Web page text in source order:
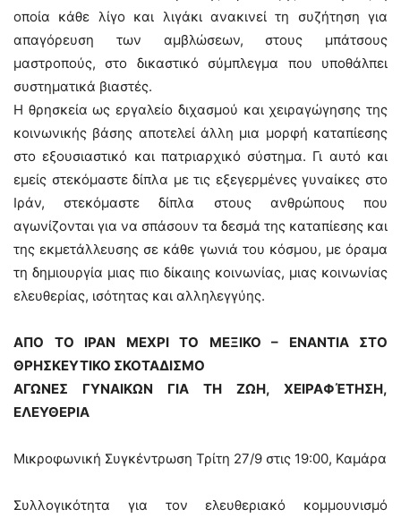
οποία κάθε λίγο και λιγάκι ανακινεί τη συζήτηση για
απαγόρευση των αμβλώσεων, στους μπάτσους
μαστροπούς, στο δικαστικό σύμπλεγμα που υποθάλπει
συστηματικά βιαστές.
Η θρησκεία ως εργαλείο διχασμού και χειραγώγησης της
κοινωνικής βάσης αποτελεί άλλη μια μορφή καταπίεσης
στο εξουσιαστικό και πατριαρχικό σύστημα. Γι αυτό και
εμείς στεκόμαστε δίπλα με τις εξεγερμένες γυναίκες στο
Ιράν, στεκόµαστε δίπλα στους ανθρώπους που
αγωνίζονται για να σπάσουν τα δεσμά της καταπίεσης και
της εκμετάλλευσης σε κάθε γωνιά του κόσμου, με όραμα
τη δημιουργία μιας πιο δίκαιης κοινωνίας, μιας κοινωνίας
ελευθερίας, ισότητας και αλληλεγγύης.
ΑΠΟ ΤΟ ΙΡΑΝ ΜΕΧΡΙ ΤΟ ΜΕΞΙΚΟ – ΕΝΑΝΤΙΑ ΣΤΟ
ΘΡΗΣΚΕΥΤΙΚΟ ΣΚΟΤΑΔΙΣΜΟ
ΑΓΩΝΕΣ ΓΥΝΑΙΚΩΝ ΓΙΑ ΤΗ ΖΩΗ, ΧΕΙΡΑΦΈΤΗΣΗ,
ΕΛΕΥΘΕΡΙΑ
Μικροφωνική Συγκέντρωση Τρίτη 27/9 στις 19:00, Καμάρα
Συλλογικότητα για τον ελευθεριακό κομμουνισμό